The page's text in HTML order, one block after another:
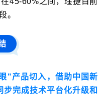
。
"产品切入，借助中国新
完成技术平台化升级和